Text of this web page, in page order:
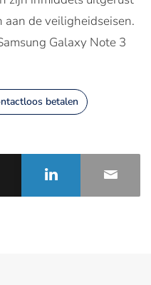
aan de veiligheidseisen.
Galaxy Note 3
betalen